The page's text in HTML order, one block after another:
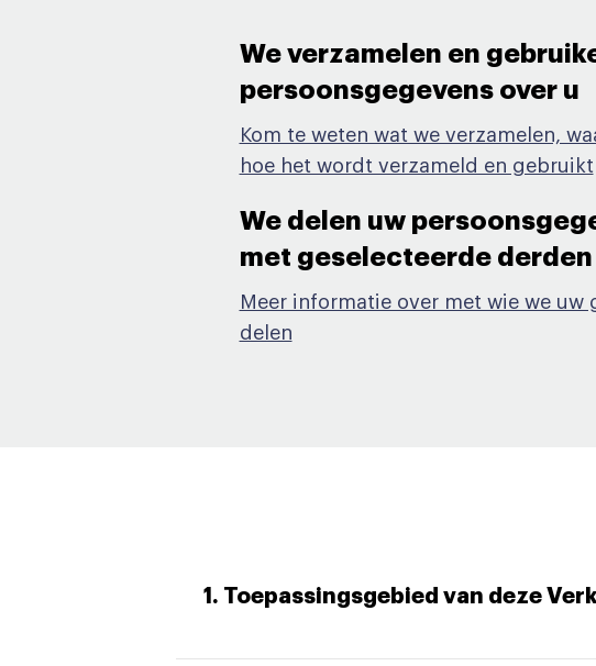
We verzamelen en
persoonsgegevens over u ​
Kom te weten wat we verzamelen,
hoe het wordt verzameld en gebruikt
We delen uw
met geselecteerde derden​
Meer informatie over met wie we uw
delen
1. Toepassingsgebied van deze